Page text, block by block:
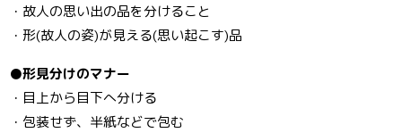
・故人の思い出の品を分けること
・形(故人の姿)が見える(思い起こす)品
●形見分けのマナー
・目上から目下へ分ける
・包装せず、半紙などで包む